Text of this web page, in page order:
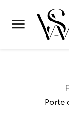

Porte